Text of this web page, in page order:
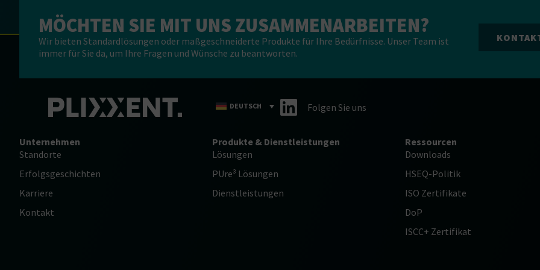
MÖCHTEN SIE MIT UNS ZUSAMMENARBEITEN?
Wir bieten Standardlösungen oder maßgeschneiderte Produkte für Ihre Bedürfnisse. Unser Team ist
immer für Sie da, um Ihre Fragen und Wünsche zu beantworten.
DEUTSCH Folgen Sie uns
Unternehmen
Standorte
Erfolgsgeschichten
Karriere
Kontakt
Produkte & Dienstleistungen
Lösungen
PUre³ Lösungen
Dienstleistungen
Ressourcen
Downloads
HSEQ-Politik
ISO Zertifikate
DoP
ISCC+ Zertifikat